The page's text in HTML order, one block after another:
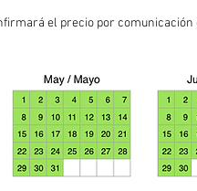
el precio por comunicación